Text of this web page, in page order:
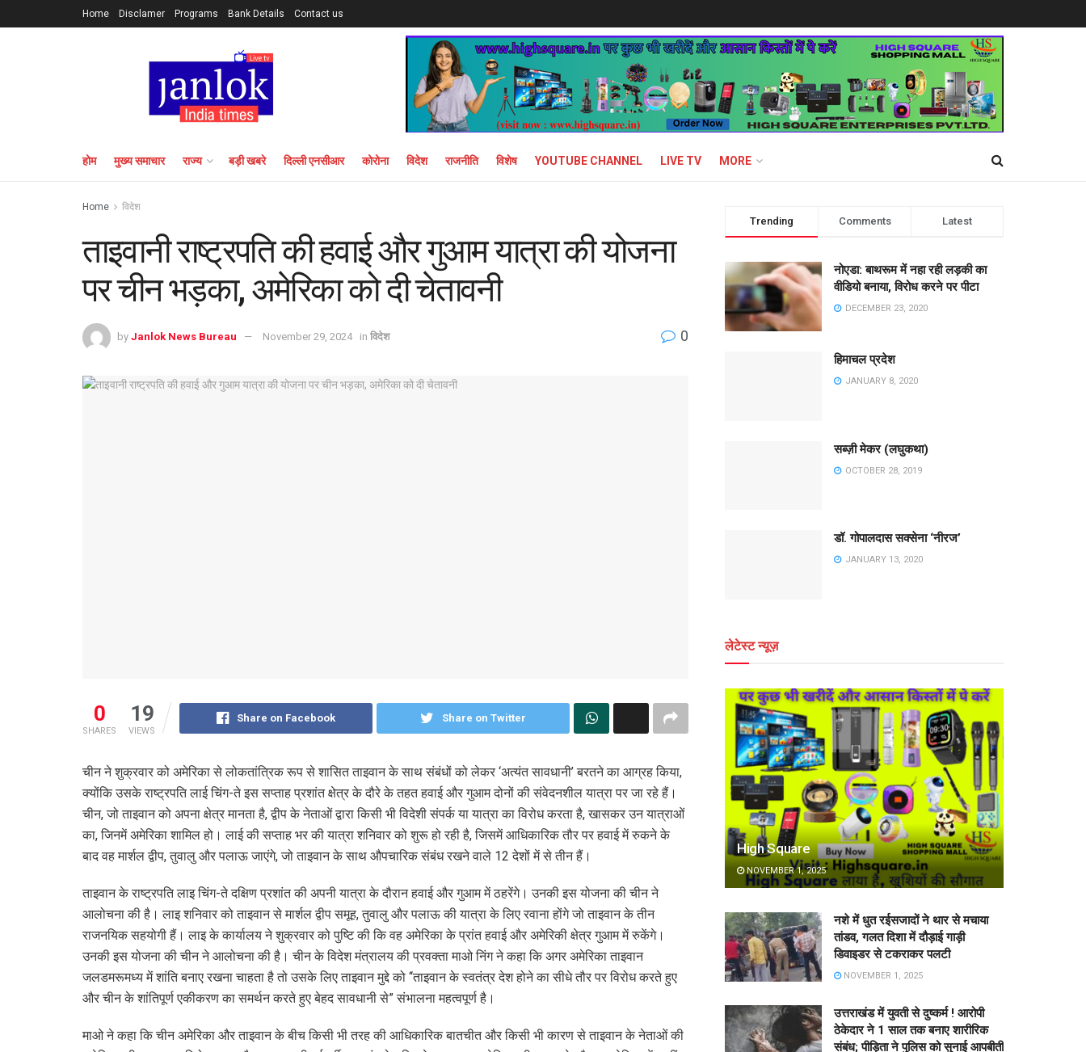
Home Disclamer Programs Bank Details Contact us
होम मुख्य समाचार राज्य बड़ी खबरे दिल्ली एनसीआर कोरोना विदेश राजनीति विशेष YOUTUBE CHANNEL LIVE TV MORE
Home विदेश
ताइवानी राष्ट्रपति की हवाई और गुआम यात्रा की योजना
पर चीन भड़का, अमेरिका को दी चेतावनी
by Janlok News Bureau November 29, 2024 in विदेश 0
0
SHARES
19
VIEWS
Share on Facebook Share on Twitter
चीन ने शुक्रवार को अमेरिका से लोकतांत्रिक रूप से शासित ताइवान के साथ संबंधों को लेकर ‘अत्यंत सावधानी’ बरतने का आग्रह किया,
क्योंकि उसके राष्ट्रपति लाई चिंग-ते इस सप्ताह प्रशांत क्षेत्र के दौरे के तहत हवाई और गुआम दोनों की संवेदनशील यात्रा पर जा रहे हैं।
चीन, जो ताइवान को अपना क्षेत्र मानता है, द्वीप के नेताओं द्वारा किसी भी विदेशी संपर्क या यात्रा का विरोध करता है, खासकर उन यात्राओं
का, जिनमें अमेरिका शामिल हो। लाई की सप्ताह भर की यात्रा शनिवार को शुरू हो रही है, जिसमें आधिकारिक तौर पर हवाई में रुकने के
बाद वह मार्शल द्वीप, तुवालु और पलाऊ जाएंगे, जो ताइवान के साथ औपचारिक संबंध रखने वाले 12 देशों में से तीन हैं।
ताइवान के राष्ट्रपति लाइ चिंग-ते दक्षिण प्रशांत की अपनी यात्रा के दौरान हवाई और गुआम में ठहरेंगे। उनकी इस योजना की चीन ने
आलोचना की है। लाइ शनिवार को ताइवान से मार्शल द्वीप समूह, तुवालु और पलाऊ की यात्रा के लिए रवाना होंगे जो ताइवान के तीन
राजनयिक सहयोगी हैं। लाइ के कार्यालय ने शुक्रवार को पुष्टि की कि वह अमेरिका के प्रांत हवाई और अमेरिकी क्षेत्र गुआम में रुकेंगे।
उनकी इस योजना की चीन ने आलोचना की है। चीन के विदेश मंत्रालय की प्रवक्ता माओ निंग ने कहा कि अगर अमेरिका ताइवान
जलडमरूमध्य में शांति बनाए रखना चाहता है तो उसके लिए ताइवान मुद्दे को ‘‘ताइवान के स्वतंत्र देश होने का सीधे तौर पर विरोध करते हुए
और चीन के शांतिपूर्ण एकीकरण का समर्थन करते हुए बेहद सावधानी से” संभालना महत्वपूर्ण है।
माओ ने कहा कि चीन अमेरिका और ताइवान के बीच किसी भी तरह की आधिकारिक बातचीत और किसी भी कारण से ताइवान के नेताओं की
Trending Comments Latest
नोएडा: बाथरूम में नहा रही लड़की का
वीडियो बनाया, विरोध करने पर पीटा
DECEMBER 23, 2020
हिमाचल प्रदेश
JANUARY 8, 2020
सब्ज़ी मेकर (लघुकथा)
OCTOBER 28, 2019
डॉ. गोपालदास सक्सेना ‘नीरज’
JANUARY 13, 2020
लेटेस्ट न्यूज़
High Square
NOVEMBER 1, 2025
नशे में धुत रईसजादों ने थार से मचाया
तांडव, गलत दिशा में दौड़ाई गाड़ी
डिवाइडर से टकराकर पलटी
NOVEMBER 1, 2025
उत्तराखंड में युवती से दुष्कर्म ! आरोपी
ठेकेदार ने 1 साल तक बनाए शारीरिक
संबंध; पीड़िता ने पुलिस को सुनाई आपबीती